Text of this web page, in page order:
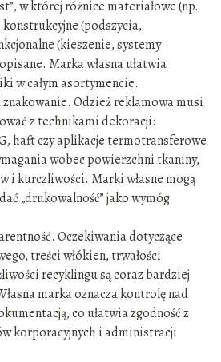
w której różnice materiałowe (np.
(podszycia,
(kieszenie, systemy
Marka własna ułatwia
w całym asortymencie.
Odzież reklamowa musi
z technikami dekoracji:
haft czy aplikacje termotransferowe
wobec powierzchni tkaniny,
i kurczliwości. Marki własne mogą
„drukowalność” jako wymóg
Oczekiwania dotyczące
treści włókien, trwałości
recyklingu są coraz bardziej
marka oznacza kontrolę nad
co ułatwia zgodność z
korporacyjnych i administracji